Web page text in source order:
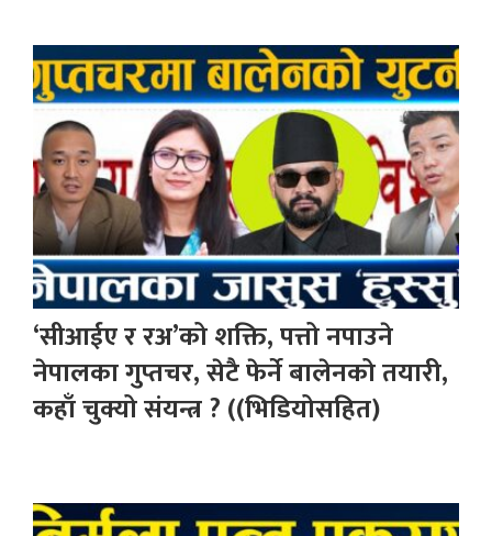
‘सीआईए र रअ’को शक्ति, पत्तो नपाउने
नेपालका गुप्तचर, सेटै फेर्ने बालेनको तयारी,
कहाँ चुक्यो संयन्त्र ? ((भिडियोसहित)